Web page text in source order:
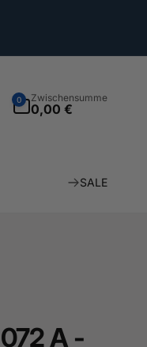
0
Artikel
Zwischensumme
0,00 €
SALE
A -